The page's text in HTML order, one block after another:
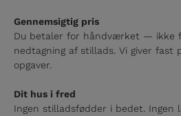
Gennemsigtig pris
Du betaler for håndværket — ikke
nedtagning af stillads. Vi giver fast
opgaver.
Dit hus i fred
Ingen stilladsfødder i bedet. Ingen